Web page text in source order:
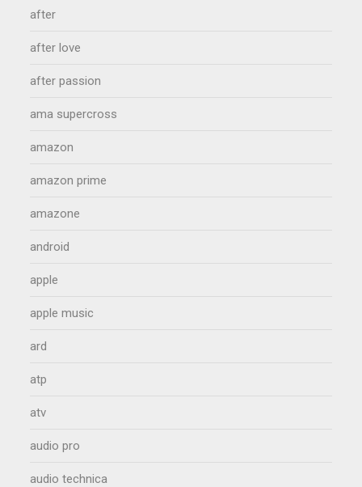
after
after love
after passion
ama supercross
amazon
amazon prime
amazone
android
apple
apple music
ard
atp
atv
audio pro
audio technica